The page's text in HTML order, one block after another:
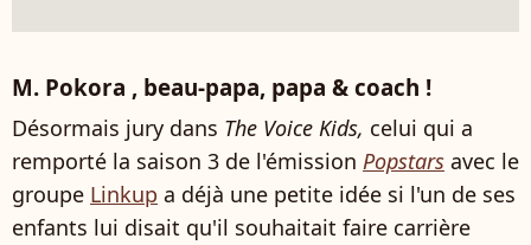
M. Pokora , beau-papa, papa & coach !
Désormais jury dans The Voice Kids, celui qui a
remporté la saison 3 de l'émission Popstars avec le
groupe Linkup a déjà une petite idée si l'un de ses
enfants lui disait qu'il souhaitait faire carrière